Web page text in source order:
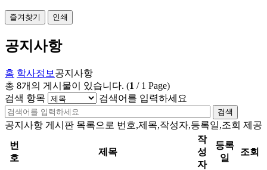
즐겨찾기 인쇄
공지사항
홈 학사정보 공지사항
총 8개의 게시물이 있습니다. (1 / 1 Page)
검색 항목
검색어를 입력하세요
검색
공지사항 게시판 목록으로 번호,제목,작성자,등록일,조회 제공
번
호
제목
작
성
자
등록
일
조회